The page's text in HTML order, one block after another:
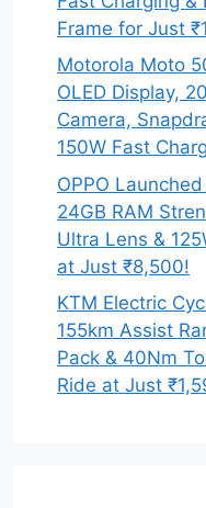
Frame for Just
Motorola Moto
OLED Display,
Camera,
150W Fast
OPPO
24GB RAM
Ultra Lens &
at Just ₹8,500!
KTM Electric
155km Assist
Pack & 40Nm
Ride at Just